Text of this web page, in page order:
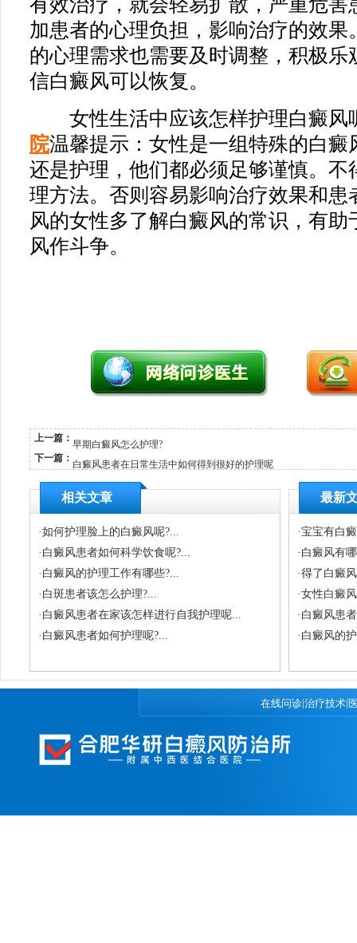
有效治疗，就会轻易扩散，严重危害
加患者的心理负担，影响治疗的效果
的心理需求也需要及时调整，积极乐
信白癜风可以恢复。
女性生活中应该怎样护理白癜风
院温馨提示：女性是一组特殊的白癜
还是护理，他们都必须足够谨慎。不
理方法。否则容易影响治疗效果和患
风的女性多了解白癜风的常识，有
风作斗争。
上一篇： 早期白癜风怎么护理?
下一篇： 白癜风患者在日常生活中如何得到很好的护理呢
相关文章
·如何护理脸上的白癜风呢?...
· 白癜风患者如何科学饮食呢?...
· 白癜风的护理工作有哪些?...
· 白斑患者该怎么护理?...
· 白癜风患者在家该怎样进行自我护理呢...
· 白癜风患者如何护理呢?...
最新
·宝宝有白
· 白癜风有
·得了白癜
·女性白癜
· 白癜风患
· 白癜风的
在线问诊|治疗技术|